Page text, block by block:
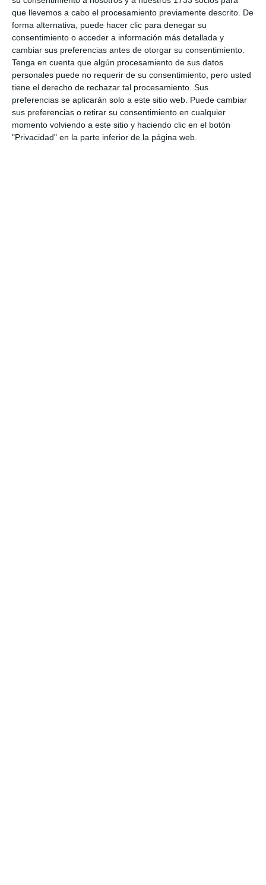
que llevemos a cabo el procesamiento previamente descrito. De
forma alternativa, puede hacer clic para denegar su
consentimiento o acceder a información más detallada y
cambiar sus preferencias antes de otorgar su consentimiento.
Tenga en cuenta que algún procesamiento de sus datos
personales puede no requerir de su consentimiento, pero usted
tiene el derecho de rechazar tal procesamiento. Sus
preferencias se aplicarán solo a este sitio web. Puede cambiar
sus preferencias o retirar su consentimiento en cualquier
momento volviendo a este sitio y haciendo clic en el botón
"Privacidad" en la parte inferior de la página web.
Comparte esta noticia desde el siguiente enlace:
https://mijascom.com/?a=33142
VÓLEY MIJAS MARIA ALASSANE DIOP THIEM